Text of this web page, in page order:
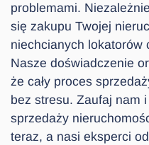
problemami.
się zakupu Twojej
niechcianych lokatorów
Nasze doświadczenie
że cały proces
bez stresu. Zaufaj nam
sprzedaży
teraz, a nasi eksperci